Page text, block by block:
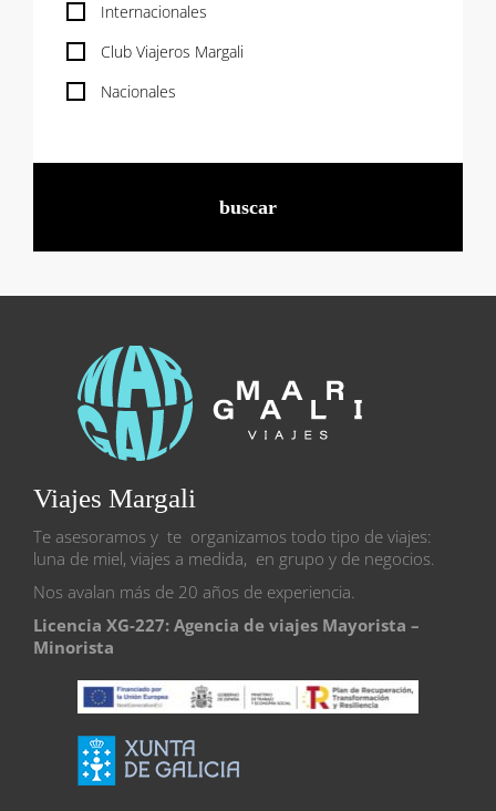
Internacionales
Club Viajeros Margali
Nacionales
Viajes Margali
Te asesoramos y te organizamos todo tipo de viajes:
luna de miel, viajes a medida, en grupo y de negocios.
Nos avalan más de 20 años de experiencia.
Licencia XG-227: Agencia de viajes Mayorista –
Minorista